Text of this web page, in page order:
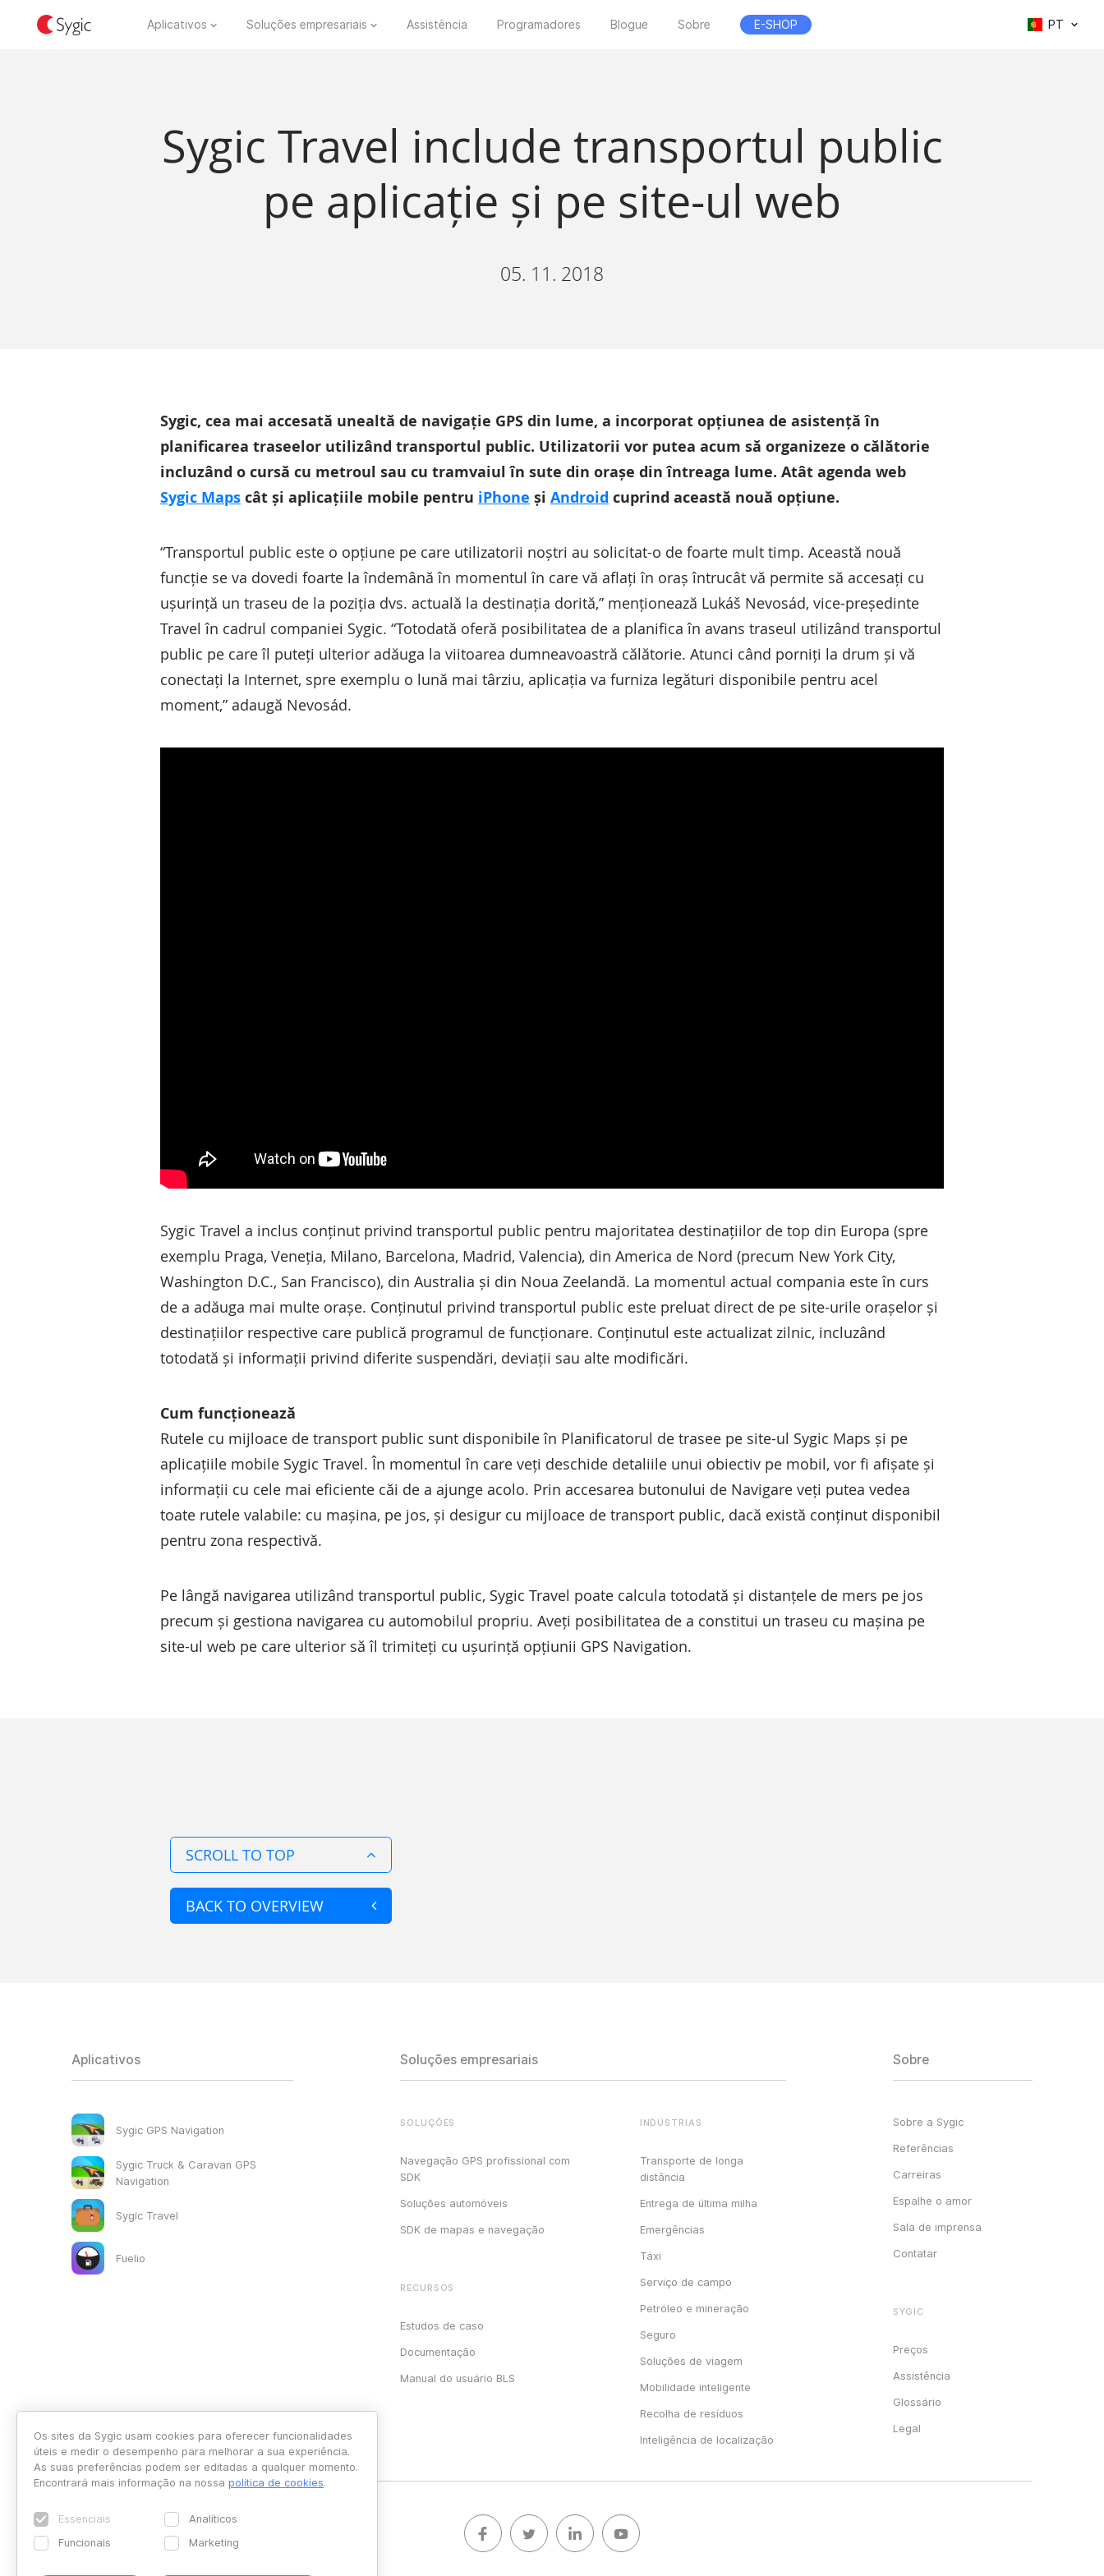
Aplicativos Soluções empresariais Assistência Programadores Blogue Sobre E-SHOP PT
Sygic Travel include transportul public
pe aplicație și pe site-ul web
05. 11. 2018
Sygic, cea mai accesată unealtă de navigație GPS din lume, a incorporat opțiunea de asistență în
planificarea traseelor utilizând transportul public. Utilizatorii vor putea acum să organizeze o călătorie
incluzând o cursă cu metroul sau cu tramvaiul în sute din orașe din întreaga lume. Atât agenda web
Sygic Maps cât și aplicațiile mobile pentru iPhone și Android cuprind această nouă opțiune.
“Transportul public este o opțiune pe care utilizatorii noștri au solicitat-o de foarte mult timp. Această nouă
funcție se va dovedi foarte la îndemână în momentul în care vă aflați în oraș întrucât vă permite să accesați cu
ușurință un traseu de la poziția dvs. actuală la destinația dorită,” menționează Lukáš Nevosád, vice-președinte
Travel în cadrul companiei Sygic. “Totodată oferă posibilitatea de a planifica în avans traseul utilizând transportul
public pe care îl puteți ulterior adăuga la viitoarea dumneavoastră călătorie. Atunci când porniți la drum și vă
conectați la Internet, spre exemplu o lună mai târziu, aplicația va furniza legături disponibile pentru acel
moment,” adaugă Nevosád.
Sygic Travel a inclus conținut privind transportul public pentru majoritatea destinațiilor de top din Europa (spre
exemplu Praga, Veneția, Milano, Barcelona, Madrid, Valencia), din America de Nord (precum New York City,
Washington D.C., San Francisco), din Australia și din Noua Zeelandă. La momentul actual compania este în curs
de a adăuga mai multe orașe. Conținutul privind transportul public este preluat direct de pe site-urile orașelor și
destinațiilor respective care publică programul de funcționare. Conținutul este actualizat zilnic, incluzând
totodată și informații privind diferite suspendări, deviații sau alte modificări.
Cum funcționează
Rutele cu mijloace de transport public sunt disponibile în Planificatorul de trasee pe site-ul Sygic Maps și pe
aplicațiile mobile Sygic Travel. În momentul în care veți deschide detaliile unui obiectiv pe mobil, vor fi afișate și
informații cu cele mai eficiente căi de a ajunge acolo. Prin accesarea butonului de Navigare veți putea vedea
toate rutele valabile: cu mașina, pe jos, și desigur cu mijloace de transport public, dacă există conținut disponibil
pentru zona respectivă.
Pe lângă navigarea utilizând transportul public, Sygic Travel poate calcula totodată și distanțele de mers pe jos
precum și gestiona navigarea cu automobilul propriu. Aveți posibilitatea de a constitui un traseu cu mașina pe
site-ul web pe care ulterior să îl trimiteți cu ușurință opțiunii GPS Navigation.
SCROLL TO TOP
BACK TO OVERVIEW
Aplicativos
Sygic GPS Navigation
Sygic Truck & Caravan GPS
Navigation
Sygic Travel
Fuelio
Soluções empresariais
SOLUÇÕES
Navegação GPS profissional com
SDK
Soluções automóveis
SDK de mapas e navegação
RECURSOS
Estudos de caso
Documentação
Manual do usuário BLS
INDÚSTRIAS
Transporte de longa
distância
Entrega de última milha
Emergências
Táxi
Serviço de campo
Petróleo e mineração
Seguro
Soluções de viagem
Mobilidade inteligente
Recolha de resíduos
Inteligência de localização
Sobre
Sobre a Sygic
Referências
Carreiras
Espalhe o amor
Sala de imprensa
Contatar
SYGIC
Preços
Assistência
Glossário
Legal
Os sites da Sygic usam cookies para oferecer funcionalidades
úteis e medir o desempenho para melhorar a sua experiência.
As suas preferências podem ser editadas a qualquer momento.
Encontrará mais informação na nossa política de cookies.
Essenciais
Analíticos
Funcionais
Marketing